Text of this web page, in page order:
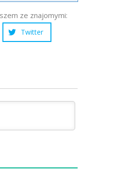
ze znajomymi:
Twitter